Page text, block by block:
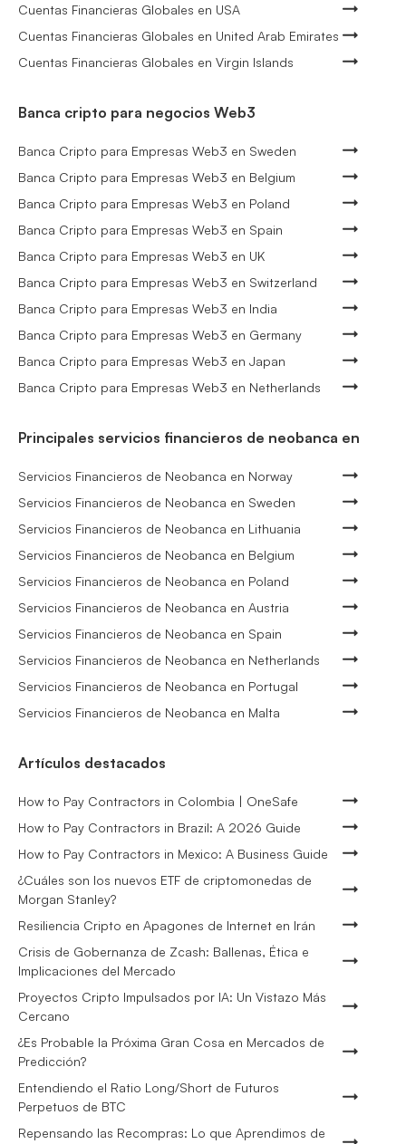
Cuentas Financieras Globales en USA
Cuentas Financieras Globales en United Arab Emirates
Cuentas Financieras Globales en Virgin Islands
Banca cripto para negocios Web3
Banca Cripto para Empresas Web3 en Sweden
Banca Cripto para Empresas Web3 en Belgium
Banca Cripto para Empresas Web3 en Poland
Banca Cripto para Empresas Web3 en Spain
Banca Cripto para Empresas Web3 en UK
Banca Cripto para Empresas Web3 en Switzerland
Banca Cripto para Empresas Web3 en India
Banca Cripto para Empresas Web3 en Germany
Banca Cripto para Empresas Web3 en Japan
Banca Cripto para Empresas Web3 en Netherlands
Principales servicios financieros de neobanca en
Servicios Financieros de Neobanca en Norway
Servicios Financieros de Neobanca en Sweden
Servicios Financieros de Neobanca en Lithuania
Servicios Financieros de Neobanca en Belgium
Servicios Financieros de Neobanca en Poland
Servicios Financieros de Neobanca en Austria
Servicios Financieros de Neobanca en Spain
Servicios Financieros de Neobanca en Netherlands
Servicios Financieros de Neobanca en Portugal
Servicios Financieros de Neobanca en Malta
Artículos destacados
How to Pay Contractors in Colombia | OneSafe
How to Pay Contractors in Brazil: A 2026 Guide
How to Pay Contractors in Mexico: A Business Guide
¿Cuáles son los nuevos ETF de criptomonedas de
Morgan Stanley?
Resiliencia Cripto en Apagones de Internet en Irán
Crisis de Gobernanza de Zcash: Ballenas, Ética e
Implicaciones del Mercado
Proyectos Cripto Impulsados por IA: Un Vistazo Más
Cercano
¿Es Probable la Próxima Gran Cosa en Mercados de
Predicción?
Entendiendo el Ratio Long/Short de Futuros
Perpetuos de BTC
Repensando las Recompras: Lo que Aprendimos de